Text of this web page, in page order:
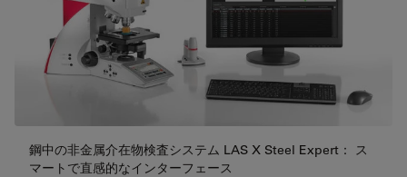
鋼中の非金属介在物検査システム LAS X Steel Expert： ス
マートで直感的なインターフェース